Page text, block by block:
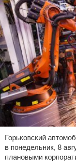
Горьковский
в понедельник, 8
плановыми